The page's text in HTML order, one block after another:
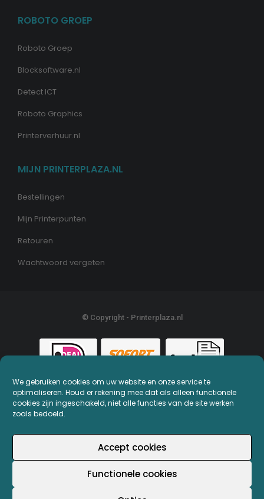
We gebruiken cookies om uw website en onze service te
optimaliseren. Houd er rekening mee dat als alleen functionele
cookies zijn ingeschakeld, niet alle functies van de site werken
zoals bedoeld.
Accept cookies
Functionele cookies
ROBOTO GROEP
Roboto Groep
Blocksoftware.nl
Detect ICT
Roboto Graphics
Printerverhuur.nl
MIJN PRINTERPLAZA.NL
Bestellingen
Mijn Printerpunten
Retouren
Wachtwoord vergeten
© Copyright - Printerplaza.nl